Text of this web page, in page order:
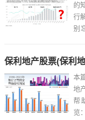
的
行
别
保利地产股票(保利
本
地
帮
览